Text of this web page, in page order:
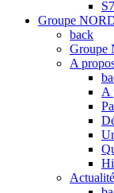
Groupe
back
Groupe
A
A